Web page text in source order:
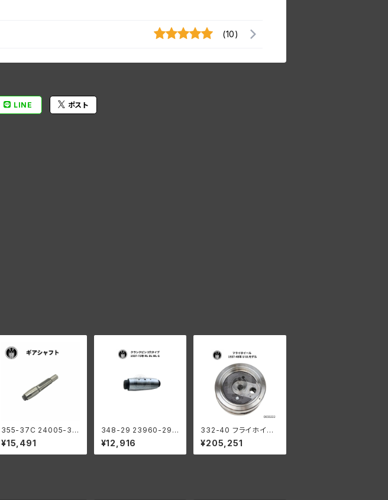
(10)
LINE ポスト
355-37C 24005-37
ギア シャフト ハーレー
ダビッドソン 1937-73
年 WL G
¥15,491
348-29 23960-29
クランクピン 3穴タイプ
ハーレーダビッドソン 1
937-73年 RL DL WL
¥12,916
332-40 フライホイー
ル 1937-48年 U/ULモ
デル
¥205,251